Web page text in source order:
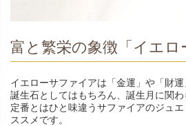
富と繁栄の象徴「イエロ
イエローサファイアは「金運」や「財
誕生石としてはもちろん、誕生月に関わ
定番とはひと味違うサファイアのジュ
ススメです。